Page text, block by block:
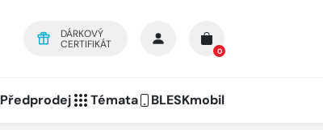
DÁRKOVÝ
CERTIFIKÁT
0
Předprodej Témata BLESKmobil